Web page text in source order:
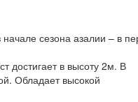
сезона азалии – в
достигает в высоту 2м. В
Обладает высокой